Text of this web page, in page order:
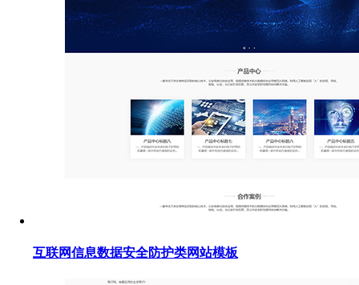
互联网信息数据安全防护类网站模板